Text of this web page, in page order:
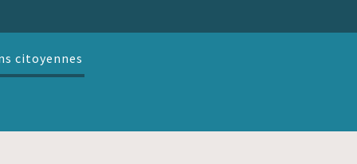
citoyennes